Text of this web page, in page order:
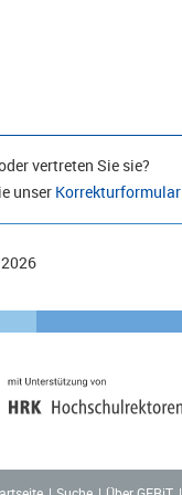
vertreten Sie sie?
unser Korrekturformular